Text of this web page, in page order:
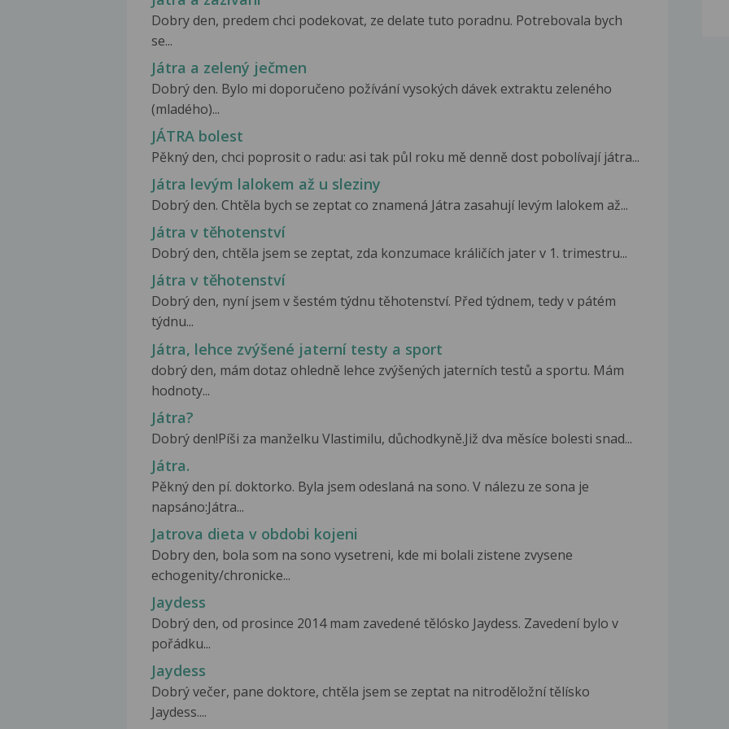
Dobry den, predem chci podekovat, ze delate tuto poradnu. Potrebovala bych
se...
Játra a zelený ječmen
Dobrý den. Bylo mi doporučeno požívání vysokých dávek extraktu zeleného
(mladého)...
JÁTRA bolest
Pěkný den, chci poprosit o radu: asi tak půl roku mě denně dost pobolívají játra...
Játra levým lalokem až u sleziny
Dobrý den. Chtěla bych se zeptat co znamená Játra zasahují levým lalokem až...
Játra v těhotenství
Dobrý den, chtěla jsem se zeptat, zda konzumace králičích jater v 1. trimestru...
Játra v těhotenství
Dobrý den, nyní jsem v šestém týdnu těhotenství. Před týdnem, tedy v pátém
týdnu...
Játra, lehce zvýšené jaterní testy a sport
dobrý den, mám dotaz ohledně lehce zvýšených jaterních testů a sportu. Mám
hodnoty...
Játra?
Dobrý den!Píši za manželku Vlastimilu, důchodkyně.Již dva měsíce bolesti snad...
Játra.
Pěkný den pí. doktorko. Byla jsem odeslaná na sono. V nálezu ze sona je
napsáno:Játra...
Jatrova dieta v obdobi kojeni
Dobry den, bola som na sono vysetreni, kde mi bolali zistene zvysene
echogenity/chronicke...
Jaydess
Dobrý den, od prosince 2014 mam zavedené tělósko Jaydess. Zavedení bylo v
pořádku...
Jaydess
Dobrý večer, pane doktore, chtěla jsem se zeptat na nitroděložní tělísko
Jaydess....